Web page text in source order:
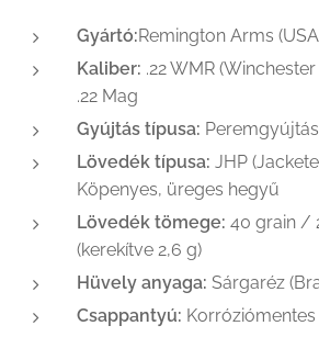
Gyártó:Remington Arms
Kaliber: .22 WMR
.22 Mag
Gyújtás típusa:
Lövedék típusa: JHP
Köpenyes, üreges hegyű
Lövedék tömege: 40 grain /
(kerekítve 2,6 g)
Hüvely anyaga: Sárgaréz
Csappantyú: